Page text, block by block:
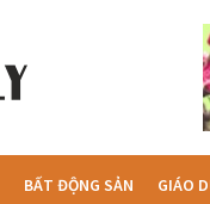
BẤT ĐỘNG SẢN GIÁO